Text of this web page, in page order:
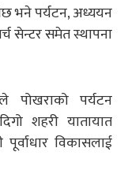
भने पर्यटन, अध्ययन
सेन्टर समेत स्थापना
पोखराको पर्यटन
शहरी यातायात
पूर्वाधार विकासलाई